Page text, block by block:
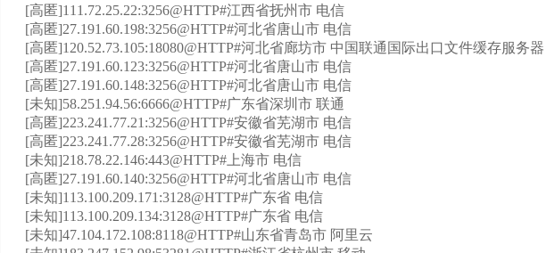
[高匿]111.72.25.22:3256@HTTP#江西省抚州市 电信
[高匿]27.191.60.198:3256@HTTP#河北省唐山市 电信
[高匿]120.52.73.105:18080@HTTP#河北省廊坊市 中国联通国际出口文件缓存服务器
[高匿]27.191.60.123:3256@HTTP#河北省唐山市 电信
[高匿]27.191.60.148:3256@HTTP#河北省唐山市 电信
[未知]58.251.94.56:6666@HTTP#广东省深圳市 联通
[高匿]223.241.77.21:3256@HTTP#安徽省芜湖市 电信
[高匿]223.241.77.28:3256@HTTP#安徽省芜湖市 电信
[未知]218.78.22.146:443@HTTP#上海市 电信
[高匿]27.191.60.140:3256@HTTP#河北省唐山市 电信
[未知]113.100.209.171:3128@HTTP#广东省 电信
[未知]113.100.209.134:3128@HTTP#广东省 电信
[未知]47.104.172.108:8118@HTTP#山东省青岛市 阿里云